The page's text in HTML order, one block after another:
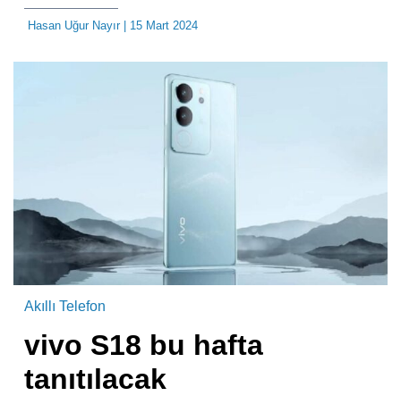
Hasan Uğur Nayır| 15 Mart 2024
Akıllı Telefon
vivo S18 bu hafta
tanıtılacak